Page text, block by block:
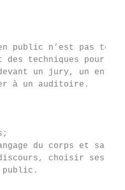
public n’est pas
des techniques pour
un jury, un
à un auditoire.
du corps et sa
choisir ses